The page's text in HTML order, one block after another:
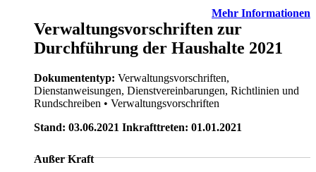
Mehr Informationen
Verwaltungsvorschriften zur
Durchführung der Haushalte 2021
Dokumententyp: Verwaltungsvorschriften,
Dienstanweisungen, Dienstvereinbarungen, Richtlinien und
Rundschreiben • Verwaltungsvorschriften
Stand: 03.06.2021 Inkrafttreten: 01.01.2021
Außer Kraft